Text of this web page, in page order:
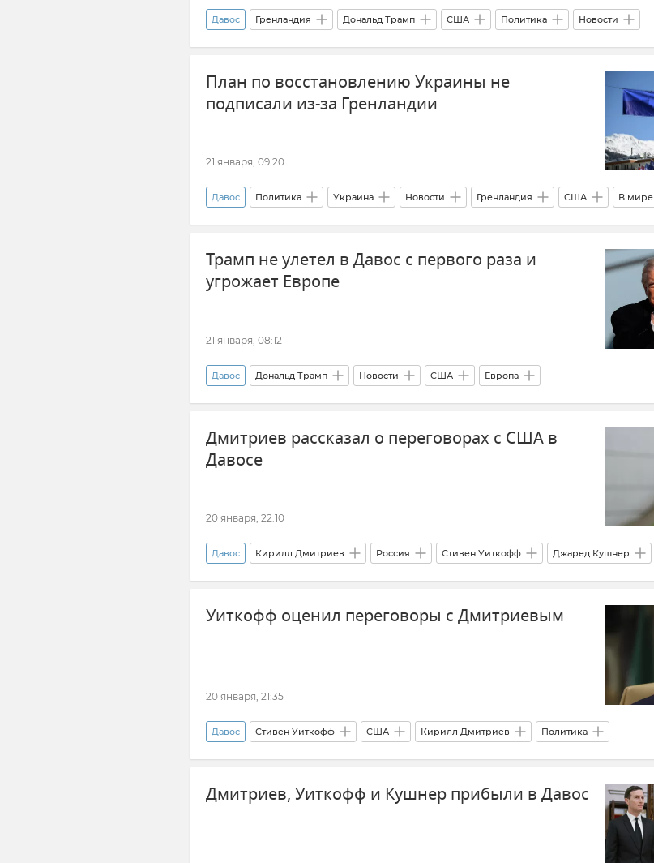
Давос Гренландия Дональд Трамп США Политика Новости
План по восстановлению Украины не
подписали из-за Гренландии
21 января, 09:20
Давос Политика Украина Новости Гренландия США В мире
Трамп не улетел в Давос с первого раза и
угрожает Европе
21 января, 08:12
Давос Дональд Трамп Новости США Европа
Дмитриев рассказал о переговорах с США в
Давосе
20 января, 22:10
Давос Кирилл Дмитриев Россия Стивен Уиткофф Джаред Кушнер
Переговоры Политика Внешняя политика В мире Новости
Уиткофф оценил переговоры с Дмитриевым
20 января, 21:35
Давос Стивен Уиткофф США Кирилл Дмитриев Политика
Внешняя политика Новости
Дмитриев, Уиткофф и Кушнер прибыли в Давос